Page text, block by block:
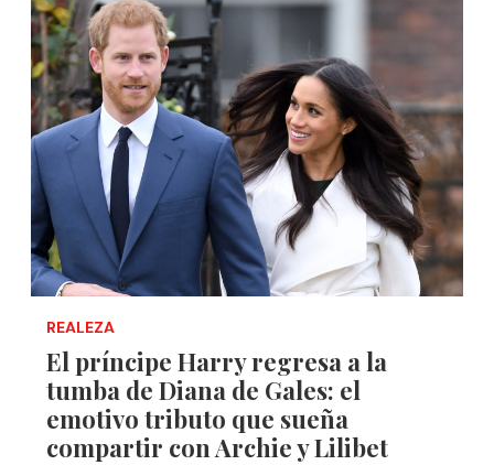
REALEZA
El príncipe Harry regresa a la
tumba de Diana de Gales: el
emotivo tributo que sueña
compartir con Archie y Lilibet